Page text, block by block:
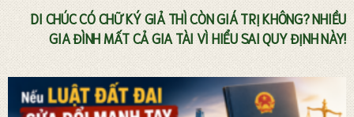
DI CHÚC CÓ CHỮ KÝ GIẢ THÌ CÒN GIÁ TRỊ KHÔNG? NHIỀU
GIA ĐÌNH MẤT CẢ GIA TÀI VÌ HIỂU SAI QUY ĐỊNH NÀY!